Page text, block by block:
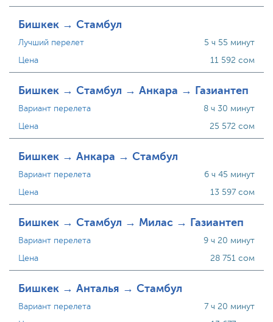
Бишкек → Стамбул
Лучший перелет
Цена
5 ч 55 минут
11 592 сом
Бишкек → Стамбул → Анкара → Газиантеп
Вариант перелета
Цена
8 ч 30 минут
25 572 сом
Бишкек → Анкара → Стамбул
Вариант перелета
Цена
6 ч 45 минут
13 597 сом
Бишкек → Стамбул → Милас → Газиантеп
Вариант перелета
Цена
9 ч 20 минут
28 751 сом
Бишкек → Анталья → Стамбул
Вариант перелета
7 ч 20 минут